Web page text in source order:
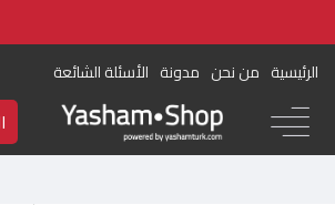
الرئيسية من نحن مدونة الأسئلة الشائعة